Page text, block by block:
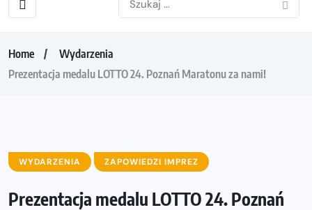
Home
Wydarzenia
Prezentacja medalu LOTTO 24. Poznań Maratonu za nami!
WYDARZENIA ZAPOWIEDZI IMPREZ
Prezentacja medalu LOTTO 24. Poznań